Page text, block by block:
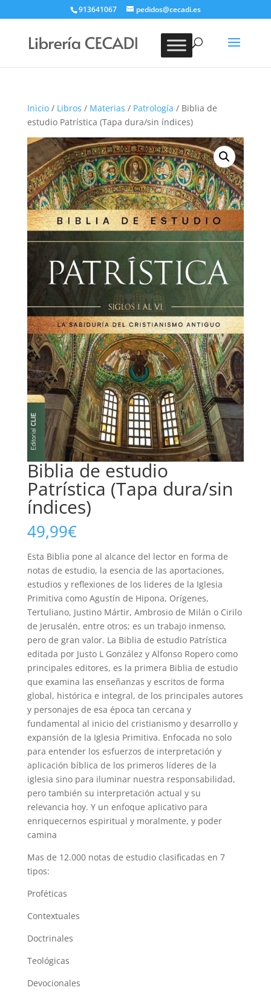
913641067 pedidos@cecadi.es
BUSCAR
Inicio/ Libros / Materias / Patrología / Biblia de
estudio Patrística (Tapa dura/sin índices)
Biblia de estudio
Patrística (Tapa dura/sin
índices)
49,99€
Esta Biblia pone al alcance del lector en forma de
notas de estudio, la esencia de las aportaciones,
estudios y reflexiones de los lideres de la Iglesia
Primitiva como Agustín de Hipona, Orígenes,
Tertuliano, Justino Mártir, Ambrosio de Milán o Cirilo
de Jerusalén, entre otros; es un trabajo inmenso,
pero de gran valor. La Biblia de estudio Patrística
editada por Justo L González y Alfonso Ropero como
principales editores, es la primera Biblia de estudio
que examina las enseñanzas y escritos de forma
global, histórica e integral, de los principales autores
y personajes de esa época tan cercana y
fundamental al inicio del cristianismo y desarrollo y
expansión de la Iglesia Primitiva. Enfocada no solo
para entender los esfuerzos de interpretación y
aplicación bíblica de los primeros líderes de la
iglesia sino para iluminar nuestra responsabilidad,
pero también su interpretación actual y su
relevancia hoy. Y un enfoque aplicativo para
enriquecernos espiritual y moralmente, y poder
camina
Mas de 12.000 notas de estudio clasificadas en 7
tipos:
Proféticas
Contextuales
Doctrinales
Teológicas
Devocionales